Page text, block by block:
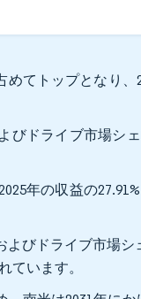
てトップとなり、
ドライブ市場シ
年の収益の
びドライブ市場シ
ています。